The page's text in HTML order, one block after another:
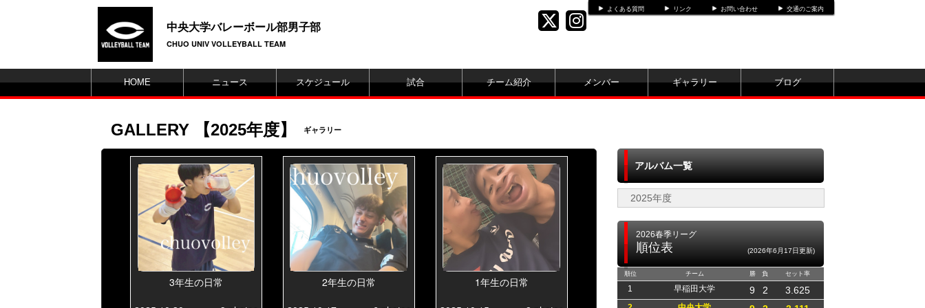
よくある質問 リンク お問い合わせ 交通のご案内
中央大学バレーボール部男子部
CHUO UNIV VOLLEYBALL TEAM
HOME ニュース スケジュール 試合 チーム紹介 メンバー ギャラリー ブログ
GALLERY 【2025年度】 ギャラリー
3年生の日常 2年生の日常 1年生の日常
アルバム一覧
2025年度
2026春季リーグ
順位表 (2026年6月17日更新)
順位 チーム 勝 負 セット率
1 早稲田大学 9 2 3.625